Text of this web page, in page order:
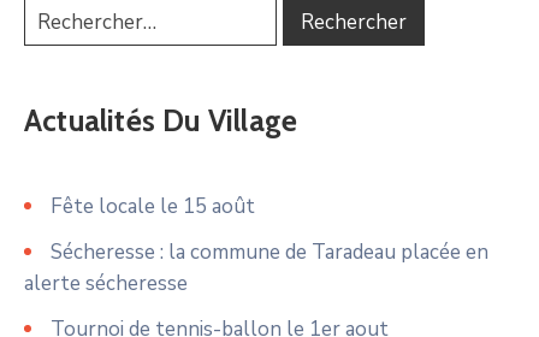
Actualités Du Village
Fête locale le 15 août
Sécheresse : la commune de Taradeau placée en
alerte sécheresse
Tournoi de tennis-ballon le 1er aout